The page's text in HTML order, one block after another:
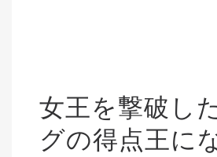
女王を撃破し
グの得点王に